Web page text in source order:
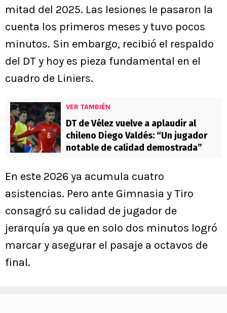
mitad del 2025. Las lesiones le pasaron la
cuenta los primeros meses y tuvo pocos
minutos. Sin embargo, recibió el respaldo
del DT y hoy es pieza fundamental en el
cuadro de Liniers.
VER TAMBIÉN
DT de Vélez vuelve a aplaudir al
chileno Diego Valdés: “Un jugador
notable de calidad demostrada”
En este 2026 ya acumula cuatro
asistencias. Pero ante Gimnasia y Tiro
consagró su calidad de jugador de
jerarquía ya que en solo dos minutos logró
marcar y asegurar el pasaje a octavos de
final.